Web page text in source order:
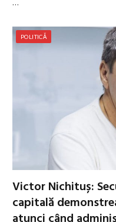
…
POLITICĂ
Victor Nichituș:
capitală